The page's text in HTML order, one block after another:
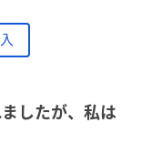
したが、私は